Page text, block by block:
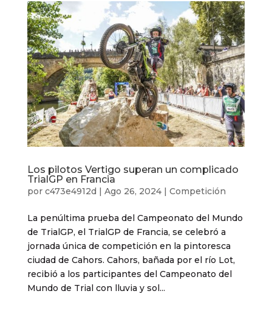
Los pilotos Vertigo superan un complicado
TrialGP en Francia
por c473e4912d | Ago 26, 2024| Competición
La penúltima prueba del Campeonato del Mundo
de TrialGP, el TrialGP de Francia, se celebró a
jornada única de competición en la pintoresca
ciudad de Cahors. Cahors, bañada por el río Lot,
recibió a los participantes del Campeonato del
Mundo de Trial con lluvia y sol...